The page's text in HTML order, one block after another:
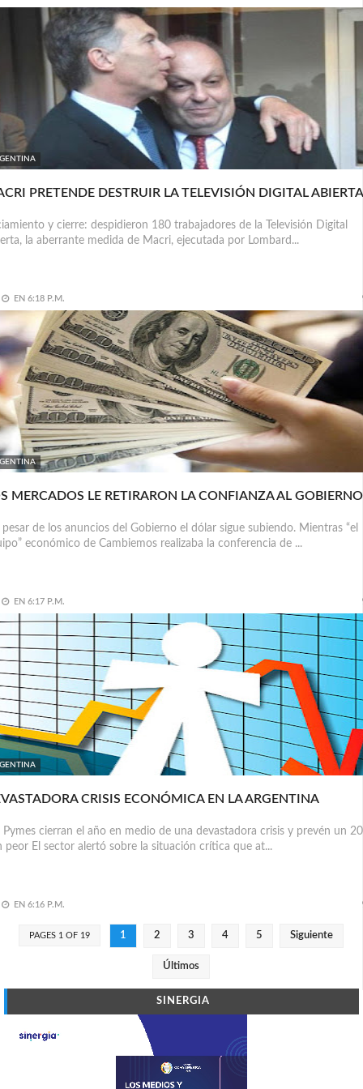
PRETENDE DESTRUIR LA TELEVISIÓN DIGITAL ABIERTA
y cierre: despidieron 180 trabajadores de la Televisión Digital
la aberrante medida de Macri, ejecutada por Lombard...
EN 6:18 P.M.
MERCADOS LE RETIRARON LA CONFIANZA AL GOBIERNO
pesar de los anuncios del Gobierno el dólar sigue subiendo. Mientras “el
económico de Cambiemos realizaba la conferencia de ...
EN 6:17 P.M.
CRISIS ECONÓMICA EN LA ARGENTINA
Pymes cierran el año en medio de una devastadora crisis y prevén un
peor El sector alertó sobre la situación crítica que at...
EN 6:16 P.M.
PAGES 1 OF 19 1 2 3 4 5 Siguiente
Últimos
SINERGIA